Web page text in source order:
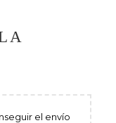
el envío